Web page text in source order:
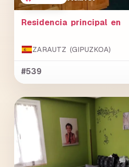
Residencia principal en
ZARAUTZ (GIPUZKOA)
#539